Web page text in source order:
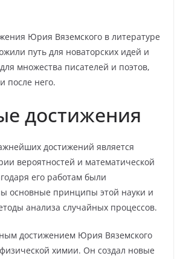
Юрия Вяземского в литературе
путь для новаторских идей и
множества писателей и поэтов,
после него.
достижения
достижений является
вероятностей и математической
его работам были
основные принципы этой науки и
анализа случайных процессов.
достижением Юрия Вяземского
химии. Он создал новые